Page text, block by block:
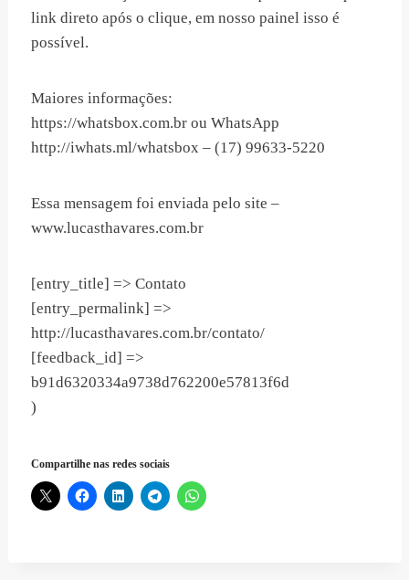
link direto após o clique, em nosso painel isso é
possível.
Maiores informações:
https://whatsbox.com.br ou WhatsApp
http://iwhats.ml/whatsbox – (17) 99633-5220
Essa mensagem foi enviada pelo site –
www.lucasthavares.com.br
[entry_title] => Contato
[entry_permalink] =>
http://lucasthavares.com.br/contato/
[feedback_id] =>
b91d6320334a9738d762200e57813f6d
)
Compartilhe nas redes sociais